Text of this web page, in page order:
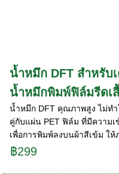
น้ำหมึก DFT สำหรับ
น้ำหมึกพิมพ์ฟิล์มรีดเ
น้ำหมึก DFT คุณภาพสูง ไม่ท
คู่กับแผ่น PET ฟิล์ม ที่มีความ
เพื่อการพิมพ์ลงบนผ้าสีเข้ม ให้
฿299